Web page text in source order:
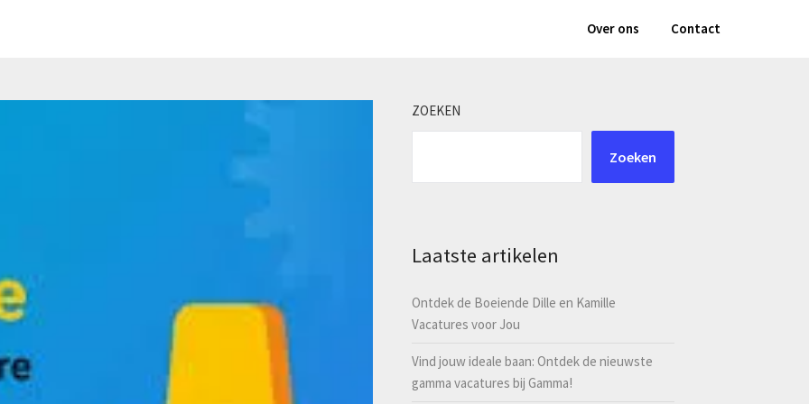
Over ons Contact
ZOEKEN
Zoeken
Laatste artikelen
Ontdek de Boeiende Dille en Kamille
Vacatures voor Jou
Vind jouw ideale baan: Ontdek de nieuwste
gamma vacatures bij Gamma!